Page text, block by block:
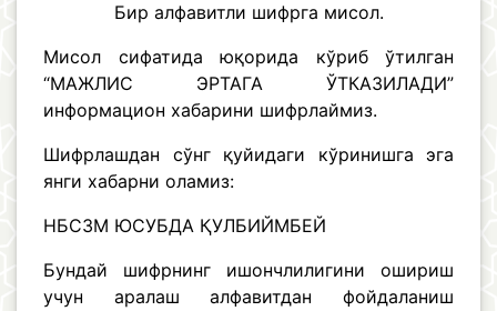
Бир алфавитли шифрга мисол.
Мисол сифатида юқорида кўриб ўтилган
“МАЖЛИС ЭРТАГА ЎТКАЗИЛАДИ”
информацион хабарини шифрлаймиз.
Шифрлашдан сўнг қуйидаги кўринишга эга
янги хабарни оламиз:
НБСЗМ ЮСУБДА ҚУЛБИЙМБЕЙ
Бундай шифрнинг ишончлилигини ошириш
учун аралаш алфавитдан фойдаланиш